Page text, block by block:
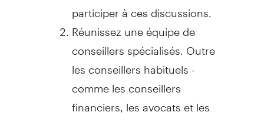
participer à ces discussions.
Réunissez une équipe de
conseillers spécialisés. Outre
les conseillers habituels -
comme les conseillers
financiers, les avocats et les